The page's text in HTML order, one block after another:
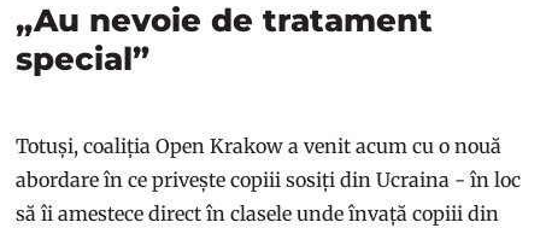
„Au nevoie de tratament
special”
Totuși, coaliția Open Krakow a venit acum cu o nouă
abordare în ce privește copiii sosiți din Ucraina - în loc
să îi amestece direct în clasele unde învață copiii din